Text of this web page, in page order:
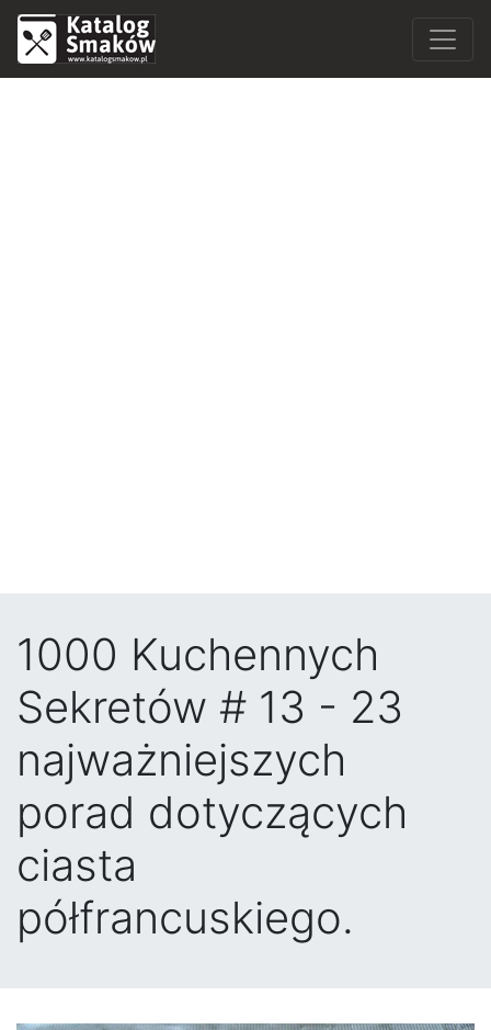
1000 Kuchennych
Sekretów # 13 - 23
najważniejszych
porad dotyczących
ciasta
półfrancuskiego.